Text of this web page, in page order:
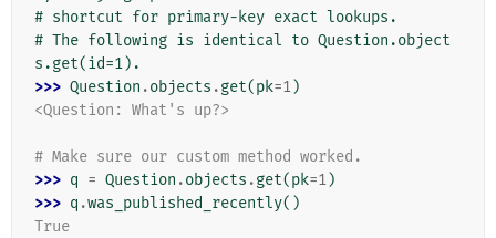
# shortcut for primary-key exact lookups.
# The following is identical to Question.object
s.get(id=1).
>>> Question .objects .get(pk=1)
<Question: What's up?>
# Make sure our custom method worked.
>>> q = Question .objects .get(pk=1)
>>> q .was_published_recently()
True